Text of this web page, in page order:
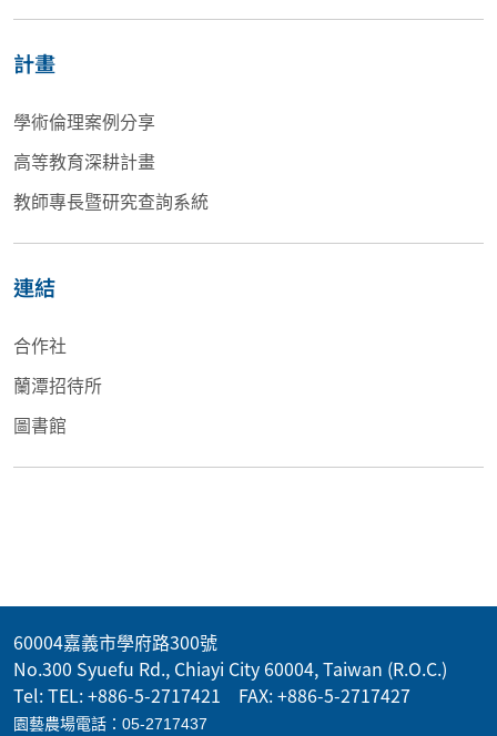
計畫
學術倫理案例分享
高等教育深耕計畫
教師專長暨研究查詢系統
連結
合作社
蘭潭招待所
圖書館
60004嘉義市學府路300號
No.300 Syuefu Rd., Chiayi City 60004, Taiwan (R.O.C.)
Tel: TEL: +886-5-2717421 FAX: +886-5-2717427
園藝農場電話：05-2717437